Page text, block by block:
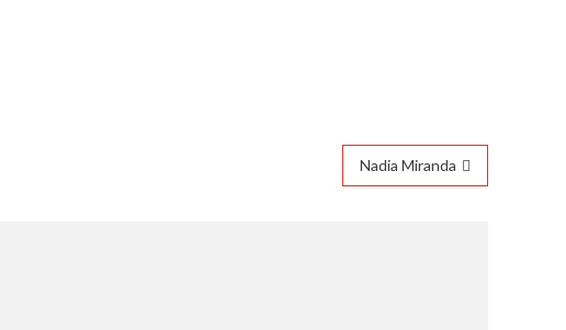
Nadia Miranda